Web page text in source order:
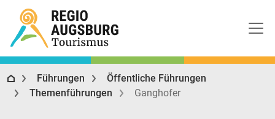
Regio Augsburg Tourismus
Führungen
Öffentliche Führungen
Themenführungen
Ganghofer